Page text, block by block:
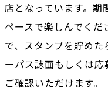
店となっています。期
ペースで楽しんでく
で、スタンプを貯め
ーパス誌面もしくは
ご確認いただけます。